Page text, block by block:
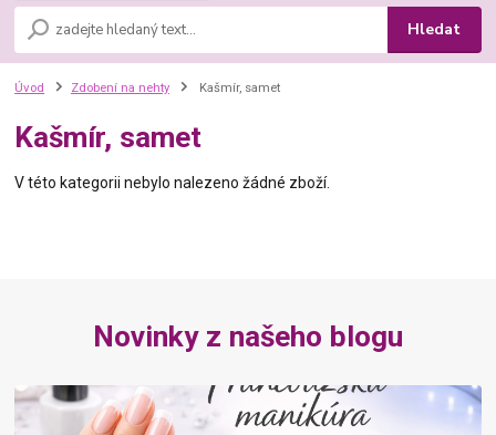
Hledat
Úvod Zdobení na nehty Kašmír, samet
Kašmír, samet
V této kategorii nebylo nalezeno žádné zboží.
Novinky z našeho blogu